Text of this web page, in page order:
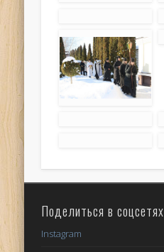
Поделиться в соцсетях
Instagram